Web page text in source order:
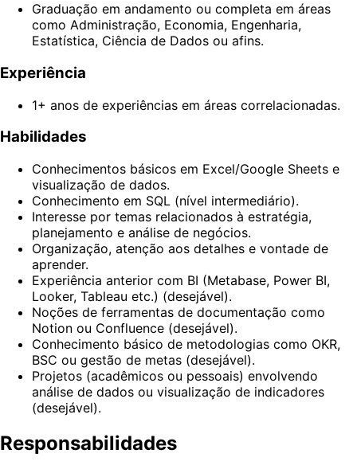
Graduação em andamento ou completa em áreas
como Administração, Economia, Engenharia,
Estatística, Ciência de Dados ou afins.
Experiência
1+ anos de experiências em áreas correlacionadas.
Habilidades
Conhecimentos básicos em Excel/Google Sheets e
visualização de dados.
Conhecimento em SQL (nível intermediário).
Interesse por temas relacionados à estratégia,
planejamento e análise de negócios.
Organização, atenção aos detalhes e vontade de
aprender.
Experiência anterior com BI (Metabase, Power BI,
Looker, Tableau etc.) (desejável).
Noções de ferramentas de documentação como
Notion ou Confluence (desejável).
Conhecimento básico de metodologias como OKR,
BSC ou gestão de metas (desejável).
Projetos (acadêmicos ou pessoais) envolvendo
análise de dados ou visualização de indicadores
(desejável).
Responsabilidades